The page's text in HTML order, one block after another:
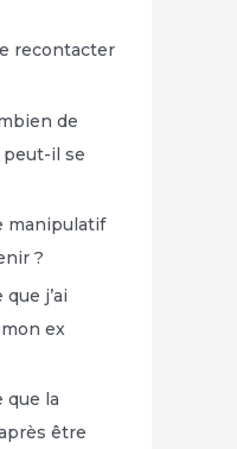
recontacter
de
il se
manipulatif
?
j’ai
ex
que la
être